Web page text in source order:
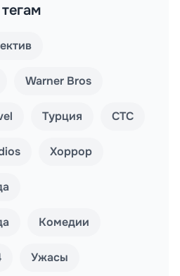
Warner Bros
Турция СТС
Хоррор
Комедии
Ужасы